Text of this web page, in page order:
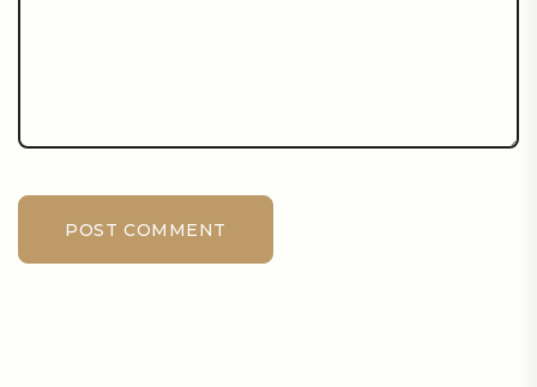
POST COMMENT